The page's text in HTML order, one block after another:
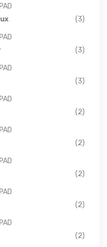
(3)
(3)
(3)
(2)
(2)
(2)
(2)
(2)